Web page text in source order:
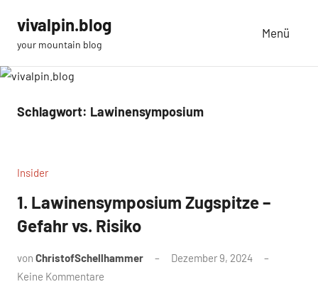
Inhalt
springen
vivalpin.blog
your mountain blog
Menü
Schlagwort: Lawinensymposium
Insider
1. Lawinensymposium Zugspitze –
Gefahr vs. Risiko
von ChristofSchellhammer
Dezember 9, 2024
Keine Kommentare